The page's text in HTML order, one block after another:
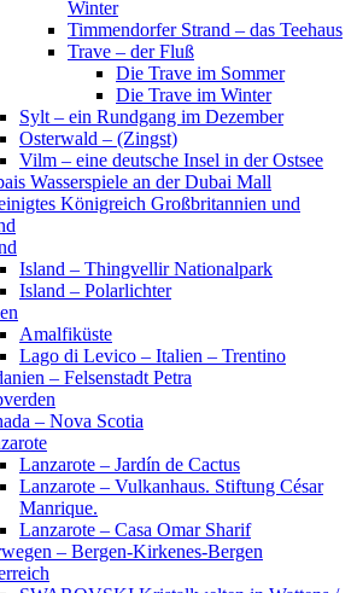
Winter
Timmendorfer Strand – das Teehaus
Trave – der Fluß
Die Trave im Sommer
Die Trave im Winter
Sylt – ein Rundgang im Dezember
Osterwald – (Zingst)
Vilm – eine deutsche Insel in der Ostsee
Wasserspiele an der Dubai Mall
Königreich Großbritannien und
Island – Thingvellir Nationalpark
Island – Polarlichter
Amalfiküste
Lago di Levico – Italien – Trentino
– Felsenstadt Petra
– Nova Scotia
Lanzarote – Jardín de Cactus
Lanzarote – Vulkanhaus. Stiftung César
Manrique.
Lanzarote – Casa Omar Sharif
– Bergen-Kirkenes-Bergen